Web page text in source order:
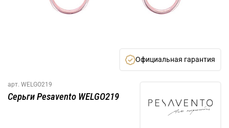
Официальная гарантия
арт. WELGO219
Серьги Pesavento WELGO219